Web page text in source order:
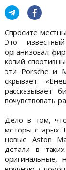
Спросите
Это
организовал
копий
эти Porsche и
скрывает.
рассказывает
почувствовать
Дело в том,
моторы старых
новые Aston
детали в